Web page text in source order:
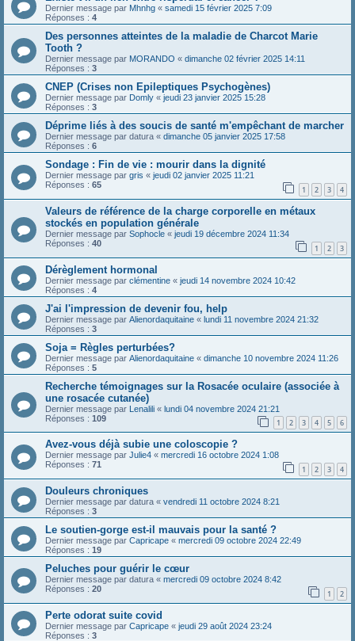
Dernier message par Mhnhg « samedi 15 février 2025 7:09
Réponses : 4
Des personnes atteintes de la maladie de Charcot Marie
Tooth ?
Dernier message par MORANDO « dimanche 02 février 2025 14:11
Réponses : 3
CNEP (Crises non Epileptiques Psychogènes)
Dernier message par Domly « jeudi 23 janvier 2025 15:28
Réponses : 3
Déprime liés à des soucis de santé m'empêchant de marcher
Dernier message par datura « dimanche 05 janvier 2025 17:58
Réponses : 6
Sondage : Fin de vie : mourir dans la dignité
Dernier message par gris « jeudi 02 janvier 2025 11:21
Réponses : 65 1 2 3 4
Valeurs de référence de la charge corporelle en métaux
stockés en population générale
Dernier message par Sophocle « jeudi 19 décembre 2024 11:34
Réponses : 40 1 2 3
Dérèglement hormonal
Dernier message par clémentine « jeudi 14 novembre 2024 10:42
Réponses : 4
J'ai l'impression de devenir fou, help
Dernier message par Alienordaquitaine « lundi 11 novembre 2024 21:32
Réponses : 3
Soja = Règles perturbées?
Dernier message par Alienordaquitaine « dimanche 10 novembre 2024 11:26
Réponses : 5
Recherche témoignages sur la Rosacée oculaire (associée à
une rosacée cutanée)
Dernier message par Lenalili « lundi 04 novembre 2024 21:21
Réponses : 109 1 2 3 4 5 6
Avez-vous déjà subie une coloscopie ?
Dernier message par Julie4 « mercredi 16 octobre 2024 1:08
Réponses : 71 1 2 3 4
Douleurs chroniques
Dernier message par datura « vendredi 11 octobre 2024 8:21
Réponses : 3
Le soutien-gorge est-il mauvais pour la santé ?
Dernier message par Capricape « mercredi 09 octobre 2024 22:49
Réponses : 19
Peluches pour guérir le cœur
Dernier message par datura « mercredi 09 octobre 2024 8:42
Réponses : 20 1 2
Perte odorat suite covid
Dernier message par Capricape « jeudi 29 août 2024 23:24
Réponses : 3